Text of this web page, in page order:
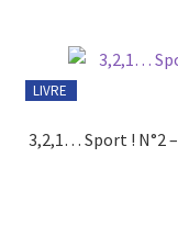
LIVRE
3,2,1… Sport ! N°2